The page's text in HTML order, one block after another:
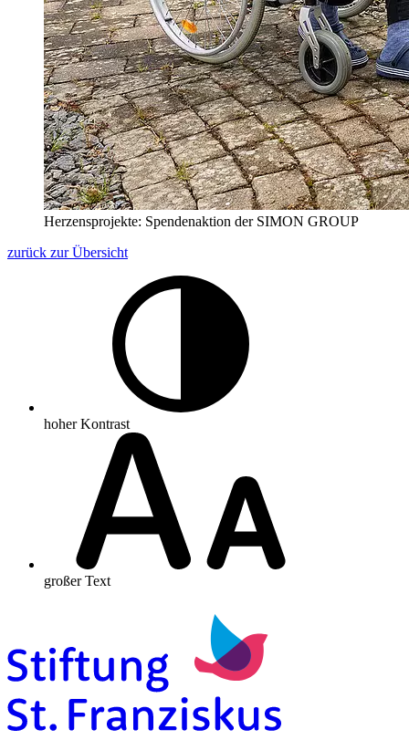
Herzensprojekte: Spendenaktion der SIMON GROUP
zurück zur Übersicht
hoher Kontrast
großer Text